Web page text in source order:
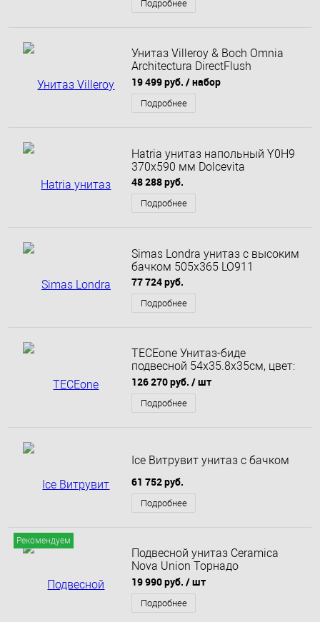
Подробнее
Унитаз Villeroy & Boch Omnia
Architectura DirectFlush
подвесной
19 499 руб. / набор
Подробнее
Hatria унитаз напольный Y0H9
370х590 мм Dolcevita
48 288 руб.
Подробнее
Simas Londra унитаз с высоким
бачком 505х365 LO911
77 724 руб.
Подробнее
TECEone Унитаз-биде
подвесной 54х35.8х35см, цвет:
белый
126 270 руб. / шт
Подробнее
Ice Витрувит унитаз с бачком
61 752 руб.
Подробнее
Рекомендуем
Подвесной унитаз Ceramica
Nova Union Торнадо
безободковый CN4009T
19 990 руб. / шт
Подробнее